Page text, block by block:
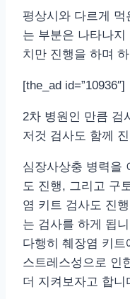
평상시와 다르게 먹
는 부분은 나타나지
치만 진행을 하며
[the_ad id=”10936″]
2차 병원인 만큼 검
저것 검사도 함께
심장사상충 병력을
도 진행, 그리고 구
염 키트 검사도 진
는 검사를 하게 됩
다행히 췌장염 키
스트레스성으로 인
더 지켜보자고 합니